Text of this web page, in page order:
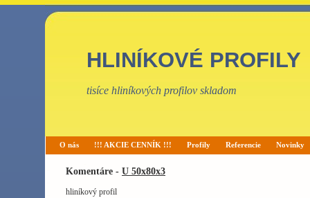
HLINÍKOVÉ PROFILY
tisíce hliníkových profilov skladom
O nás !!! AKCIE CENNÍK !!! Profily Referencie Novinky
Komentáre - U 50x80x3
hliníkový profil